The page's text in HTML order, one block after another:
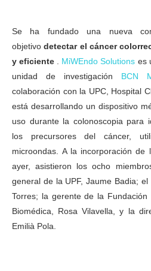
Se ha fundado una nueva
objetivodetectar el cáncer
y eficiente
MiWEndo Solutions es
unidad de investigación BCN
colaboración con la UPC, Hospital
está desarrollando un dispositivo
uso durante la colonoscopia para
los precursores del cáncer,
microondas. A la incorporación
ayer, asistieron los ocho
general de la UPF, Jaume Badia;
Torres; la gerente de la
Biomédica, Rosa Vilavella, y la
Emilià Pola.